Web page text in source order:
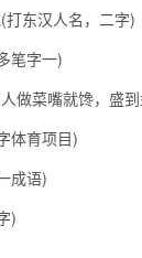
东汉人名，二字)
笔字一)
做菜嘴就馋，盛
体育项目)
成语)
)